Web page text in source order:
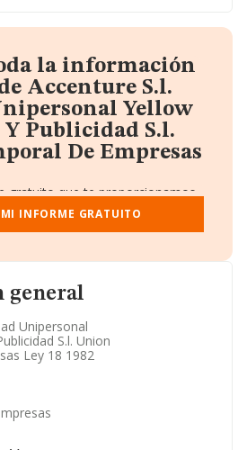
general
Unipersonal
S.l. Union
Ley 18 1982
la información
Accenture S.l.
Yellow
Publicidad S.l.
De Empresas
gratuito que te proporcionamos
vas a encontrar:
Denominación, CIF,
Ventas y Empleados.
en otras empresas.
publicados sobre la empresa.
y registral complementaria.
INFORME GRATUITO